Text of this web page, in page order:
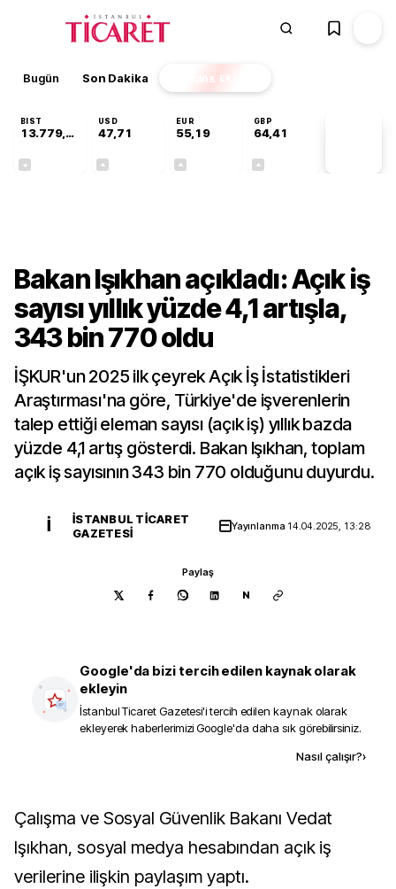
Bugün Son Dakika Finans EKSTRA
BIST
13.779,39
USD
47,71
EUR
55,19
GBP
64,41
Bakan Işıkhan açıkladı: Açık iş
sayısı yıllık yüzde 4,1 artışla,
343 bin 770 oldu
İŞKUR'un 2025 ilk çeyrek Açık İş İstatistikleri
Araştırması'na göre, Türkiye'de işverenlerin
talep ettiği eleman sayısı (açık iş) yıllık bazda
yüzde 4,1 artış gösterdi. Bakan Işıkhan, toplam
açık iş sayısının 343 bin 770 olduğunu duyurdu.
İ
İSTANBUL TICARET
GAZETESI
Yayınlanma 14.04.2025, 13:28
Paylaş
N
Google'da bizi tercih edilen kaynak olarak
ekleyin
İstanbul Ticaret Gazetesi'i tercih edilen kaynak olarak
ekleyerek haberlerimizi Google'da daha sık görebilirsiniz.
Nasıl çalışır?›
Çalışma ve Sosyal Güvenlik Bakanı Vedat
Işıkhan, sosyal medya hesabından açık iş
verilerine ilişkin paylaşım yaptı.